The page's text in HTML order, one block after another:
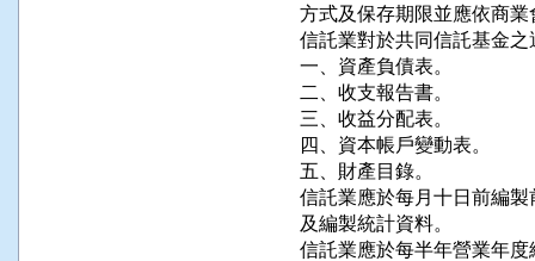
方式及保存期限並應依商
信託業對於共同信託基金
一、資產負債表。
二、收支報告書。
三、收益分配表。
四、資本帳戶變動表。
五、財產目錄。
信託業應於每月十日前編
及編製統計資料。
信託業應於每半年營業年